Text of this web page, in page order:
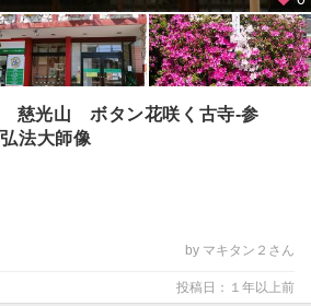
光山 ボタン花咲く古寺-参
法大師像
by マキタン２さん
投稿日：１年以上前